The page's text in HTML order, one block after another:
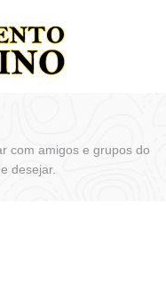
com amigos e grupos do
desejar.